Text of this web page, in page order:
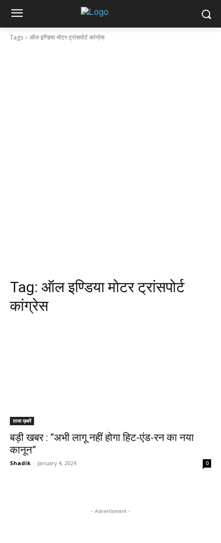
Tags ऑल इण्डिया मोटर ट्रांसपोर्ट कांग्रेस
Tag: ऑल इण्डिया मोटर ट्रांसपोर्ट
कांग्रेस
ताजा ख़बरें
बड़ी खबर : “अभी लागू नहीं होगा हिट-एंड-रन का नया
कानून”
Shadik - January 4, 2024 0
- Advertisment -